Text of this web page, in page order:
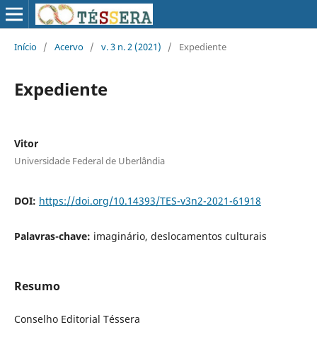
Início / Acervo / v. 3 n. 2 (2021) / Expediente
Expediente
Vitor
Universidade Federal de Uberlândia
DOI: https://doi.org/10.14393/TES-v3n2-2021-61918
Palavras-chave: imaginário, deslocamentos culturais
Resumo
Conselho Editorial Téssera